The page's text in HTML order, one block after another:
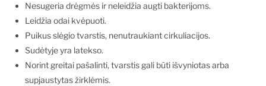
Nesugeria drėgmės ir neleidžia augti bakterijoms.
Leidžia odai kvėpuoti.
Puikus slėgio tvarstis, nenutraukiant cirkuliacijos.
Sudėtyje yra latekso.
Norint greitai pašalinti, tvarstis gali būti išvyniotas arba
supjaustytas žirklėmis.